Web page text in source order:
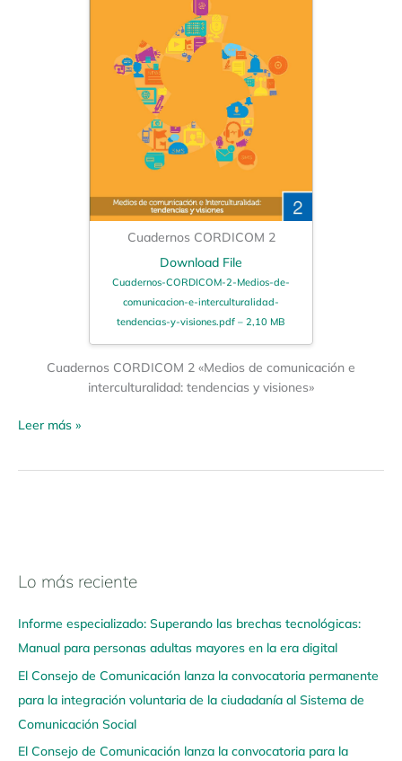
Cuadernos CORDICOM 2
Download File
Cuadernos-CORDICOM-2-Medios-de-
comunicacion-e-interculturalidad-
tendencias-y-visiones.pdf – 2,10 MB
Cuadernos CORDICOM 2 «Medios de comunicación e
interculturalidad: tendencias y visiones»
Leer más »
Lo más reciente
Informe especializado: Superando las brechas tecnológicas:
Manual para personas adultas mayores en la era digital
El Consejo de Comunicación lanza la convocatoria permanente
para la integración voluntaria de la ciudadanía al Sistema de
Comunicación Social
El Consejo de Comunicación lanza la convocatoria para la
N
v
e
g
a
a
q